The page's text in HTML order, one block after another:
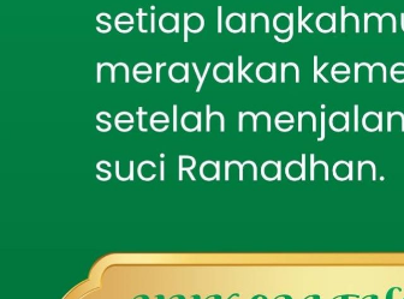
Sambut Harjakasi ke-
208, Rayon Istimewa
IKSASS IKMASS
Situbondo Gelar Seminar
Kebangsaan tentang
Kepemimpinan Santri
Mahasiswa KKN Posko 64
Gelar Reboisasi
Mangrove di Pantai